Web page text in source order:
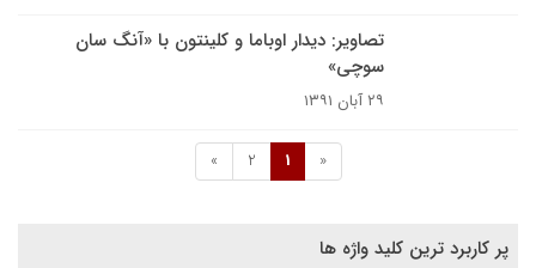
تصاویر: دیدار اوباما و کلینتون با «آنگ سان
سوچی»
۲۹ آبان ۱۳۹۱
«
1
2
»
پر کاربرد ترین کلید واژه ها